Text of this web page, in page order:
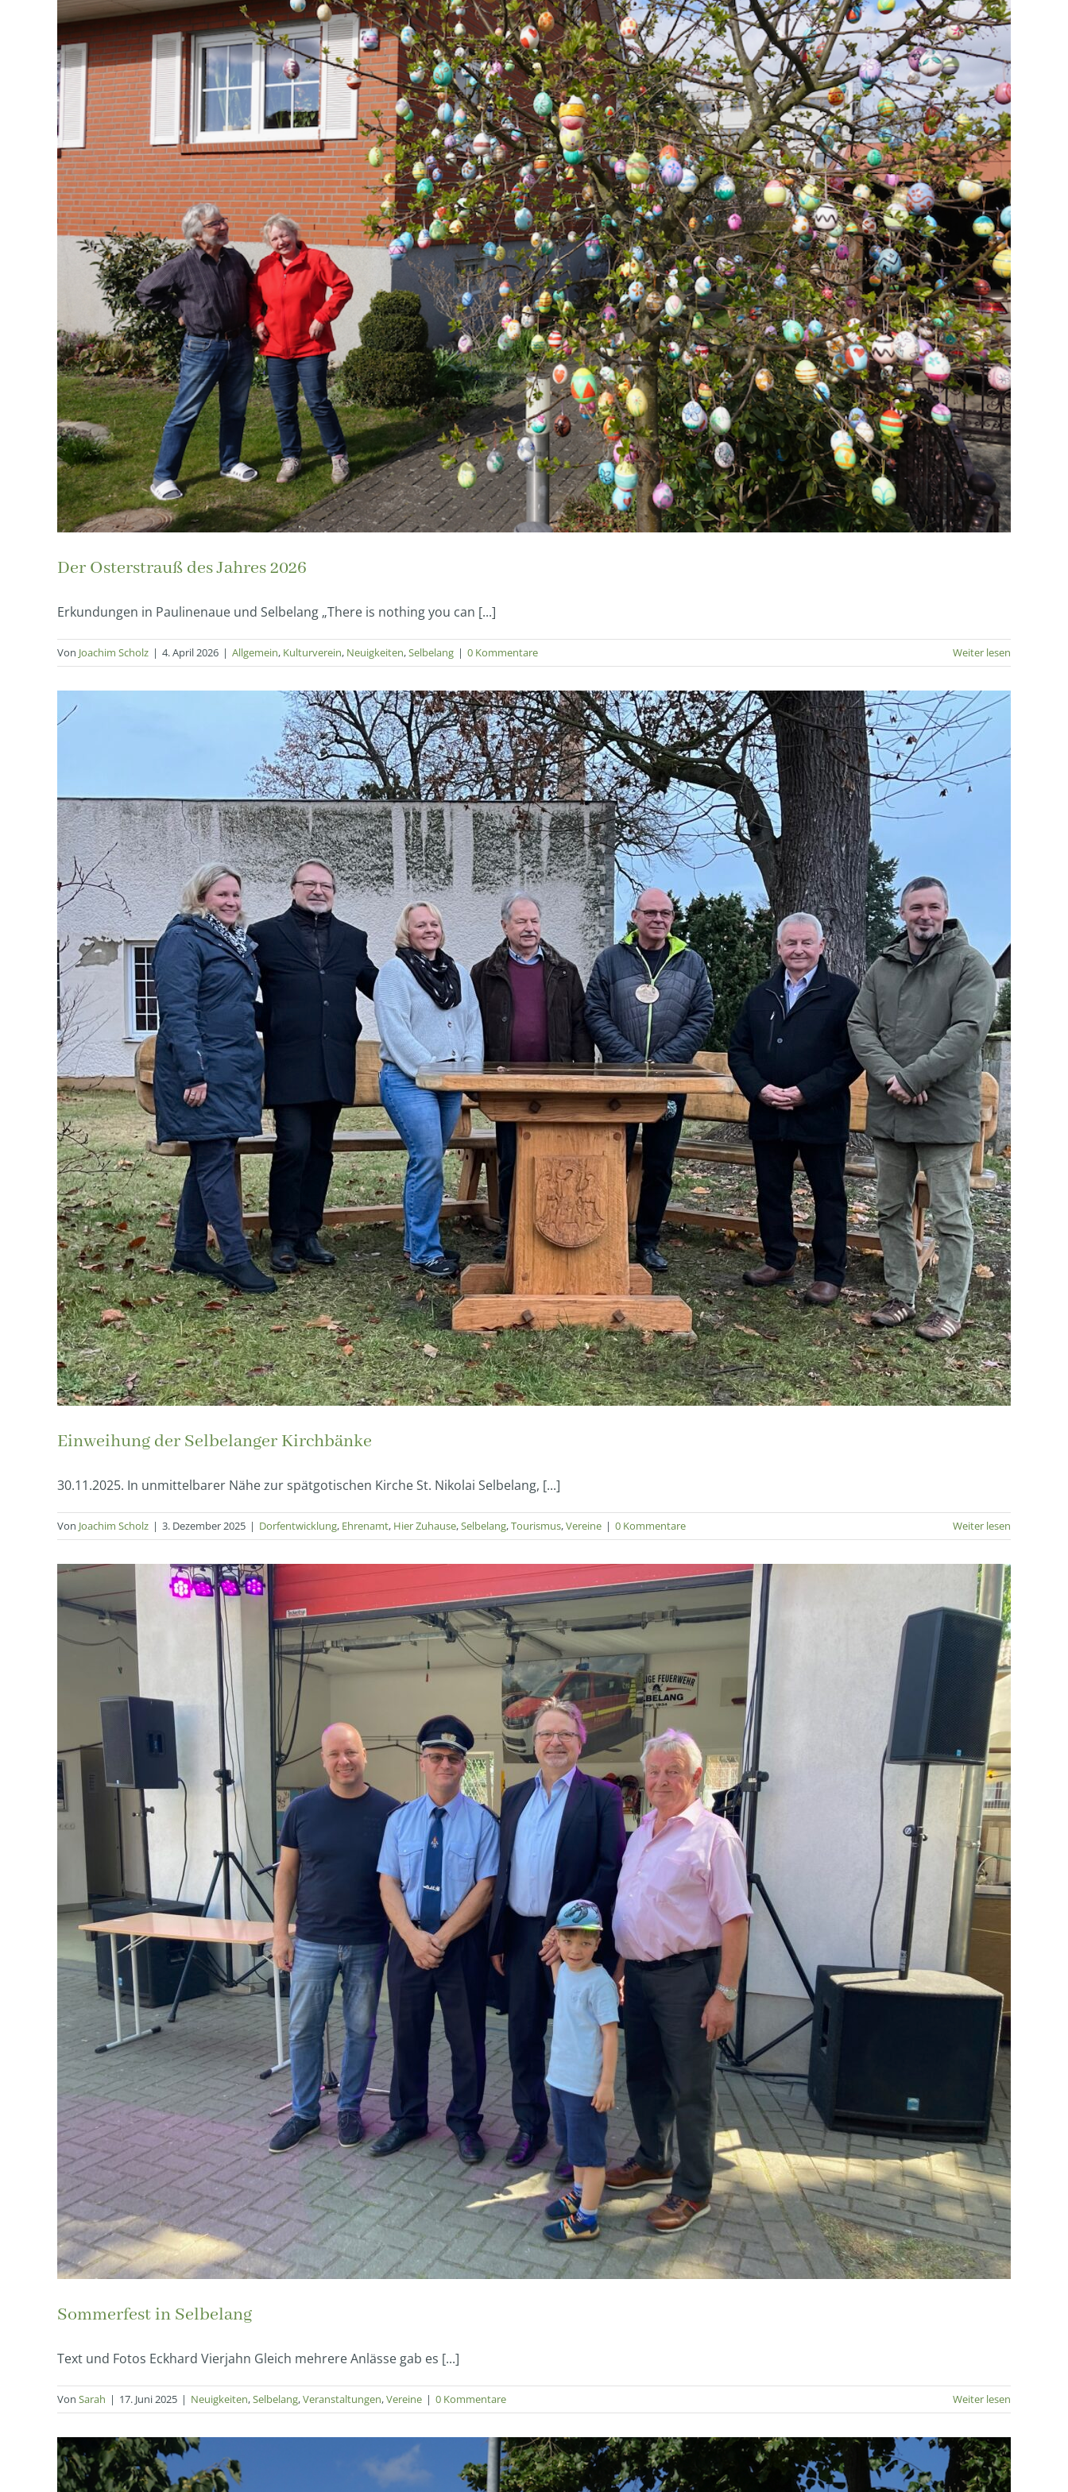
Der Osterstrauß des Jahres 2026
Erkundungen in Paulinenaue und Selbelang „There is nothing you can [...]
Von Joachim Scholz | 4. April 2026 | Allgemein, Kulturverein, Neuigkeiten,Selbelang | 0 Kommentare Weiter lesen
Einweihung der Selbelanger Kirchbänke
30.11.2025. In unmittelbarer Nähe zur spätgotischen Kirche St. Nikolai Selbelang, [...]
Von Joachim Scholz | 3. Dezember 2025 | Dorfentwicklung, Ehrenamt, Hier Zuhause,Selbelang,Tourismus,Vereine | 0 Kommentare Weiter lesen
Sommerfest in Selbelang
Text und Fotos Eckhard Vierjahn Gleich mehrere Anlässe gab es [...]
Von Sarah | 17. Juni 2025 | Neuigkeiten,Selbelang,Veranstaltungen,Vereine | 0 Kommentare Weiter lesen